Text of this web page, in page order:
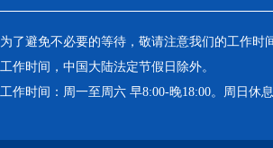
为了避免不必要的等待，敬请注意我们的工作时
工作时间，中国大陆法定节假日除外。
工作时间：周一至周六 早8:00-晚18:00。周日休息